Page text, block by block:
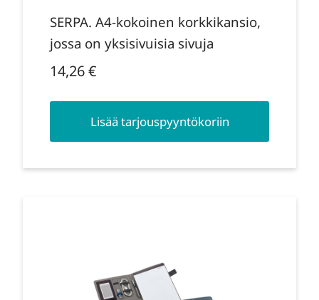
SERPA. A4-kokoinen korkkikansio,
jossa on yksisivuisia sivuja
14,26€
Lisää tarjouspyyntökoriin